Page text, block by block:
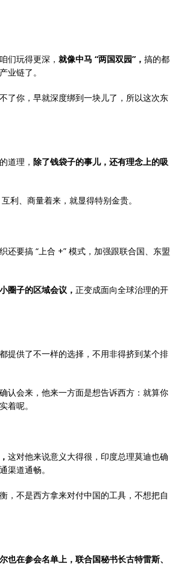
们玩得更深， 就像中马 “两国双园”， 搞的都
业链了。
了你，早就深度绑到一块儿了，所以这次东
道理， 除了钱袋子的事儿，还有理念上的吸
利、商量着来，就显得特别金贵。
还要搞 “上合 +” 模式，加强跟联合国、东盟
圈子的区域会议， 正变成面向全球治理的开
提供了不一样的选择，不用非得挤到某个排
认会来，他来一方面是想告诉西方：就算你
着呢。
这对他来说意义大得很，印度总理莫迪也确
渠道通畅。
，不是西方拿来对付中国的工具，不想把自
在参会名单上，联合国秘书长古特雷斯、